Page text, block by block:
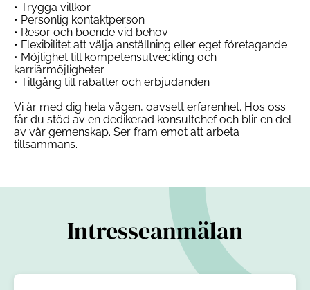
• Trygga villkor
• Personlig kontaktperson
• Resor och boende vid behov
• Flexibilitet att välja anställning eller eget företagande
• Möjlighet till kompetensutveckling och
karriärmöjligheter
• Tillgång till rabatter och erbjudanden
Vi är med dig hela vägen, oavsett erfarenhet. Hos oss
får du stöd av en dedikerad konsultchef och blir en del
av vår gemenskap. Ser fram emot att arbeta
tillsammans.
Intresseanmälan